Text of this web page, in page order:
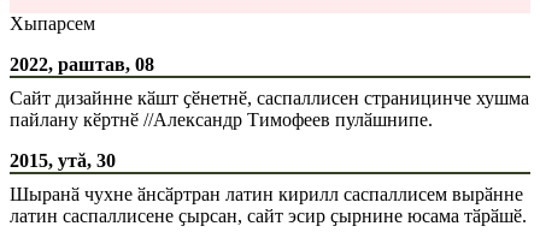
Хыпарсем
2022, раштав, 08
Сайт дизайнне кӑшт ҫӗнетнӗ, саспаллисен страницинче хушма
пайлану кӗртнӗ //Александр Тимофеев пулӑшнипе.
2015, утă, 30
Шыранӑ чухне ӑнсӑртран латин кирилл саспаллисем вырӑнне
латин саспаллисене ҫырсан, сайт эсир ҫырнине юсама тӑрӑшӗ.